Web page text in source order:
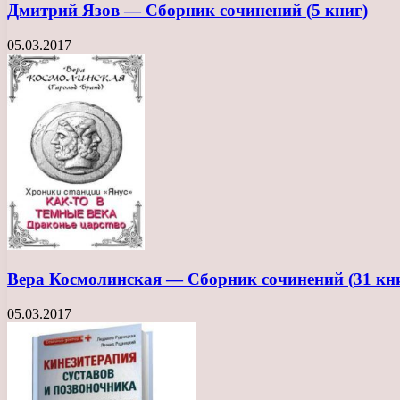
Дмитрий Язов — Сборник сочинений (5 книг)
05.03.2017
Вера Космолинская — Сборник сочинений (31
05.03.2017